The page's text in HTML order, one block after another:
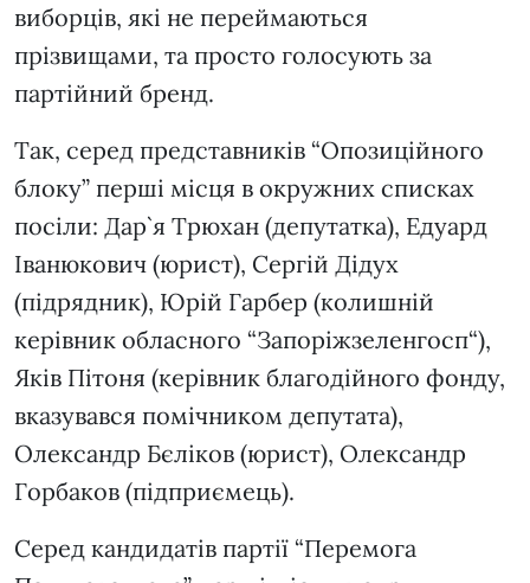
виборців, які не переймаються
прізвищами, та просто голосують за
партійний бренд.
Так, серед представників “Опозиційного
блоку” перші місця в окружних списках
посіли: Дар`я Трюхан (депутатка), Едуард
Іванюкович (юрист), Сергій Дідух
(підрядник), Юрій Гарбер (колишній
керівник обласного “Запоріжзеленгосп“),
Яків Пітоня (керівник благодійного фонду,
вказувався помічником депутата),
Олександр Бєліков (юрист), Олександр
Горбаков (підприємець).
Серед кандидатів партії “Перемога